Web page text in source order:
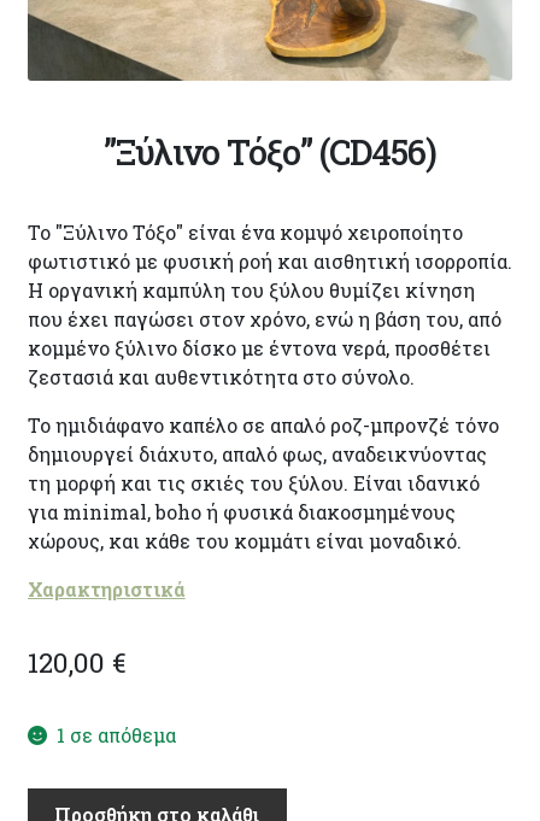
”Ξύλινο Τόξο” (CD456)
Το "Ξύλινο Τόξο" είναι ένα κομψό χειροποίητο
φωτιστικό με φυσική ροή και αισθητική ισορροπία.
Η οργανική καμπύλη του ξύλου θυμίζει κίνηση
που έχει παγώσει στον χρόνο, ενώ η βάση του, από
κομμένο ξύλινο δίσκο με έντονα νερά, προσθέτει
ζεστασιά και αυθεντικότητα στο σύνολο.
Το ημιδιάφανο καπέλο σε απαλό ροζ-μπρονζέ τόνο
δημιουργεί διάχυτο, απαλό φως, αναδεικνύοντας
τη μορφή και τις σκιές του ξύλου. Είναι ιδανικό
για minimal, boho ή φυσικά διακοσμημένους
χώρους, και κάθε του κομμάτι είναι μοναδικό.
Χαρακτηριστικά
120,00 €
1 σε απόθεμα
Προσθήκη στο καλάθι